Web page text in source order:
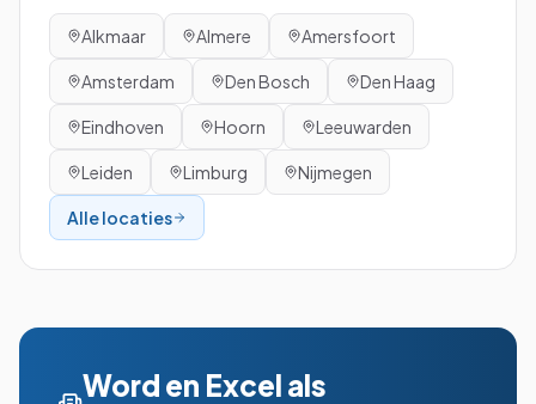
Alkmaar Almere Amersfoort
Amsterdam Den Bosch Den Haag
Eindhoven Hoorn Leeuwarden
Leiden Limburg Nijmegen
Alle locaties
Word en Excel als